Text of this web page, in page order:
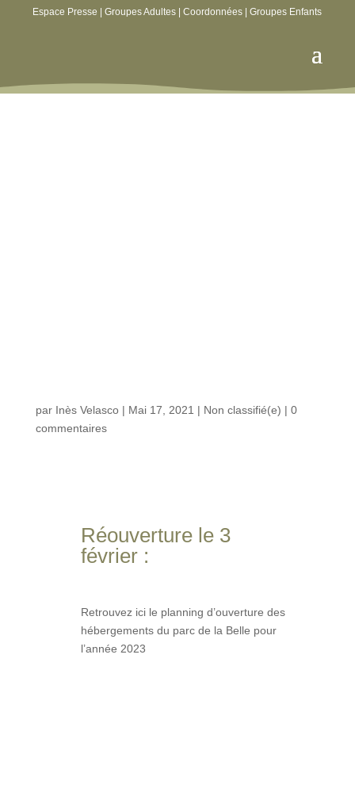
Espace Presse |Groupes Adultes |Coordonnées |Groupes Enfants
par Inès Velasco| Mai 17, 2021 | Non classifié(e) | 0
commentaires
Réouverture le 3
février :
Retrouvez ici le planning d’ouverture des
hébergements du parc de la Belle pour
l’année 2023